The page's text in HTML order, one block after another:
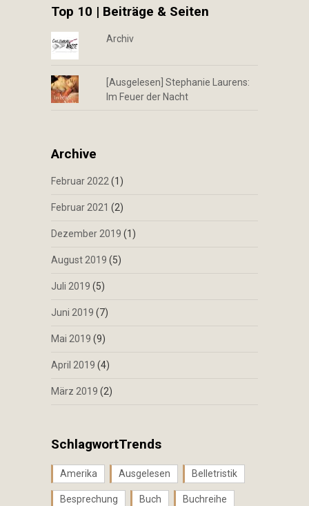
Top 10 | Beiträge & Seiten
Archiv
[Ausgelesen] Stephanie Laurens:
Im Feuer der Nacht
Archive
Februar 2022(1)
Februar 2021 (2)
Dezember 2019 (1)
August 2019 (5)
Juli 2019 (5)
Juni 2019 (7)
Mai 2019 (9)
April 2019 (4)
März 2019 (2)
SchlagwortTrends
Amerika Ausgelesen Belletristik
Besprechung Buch Buchreihe